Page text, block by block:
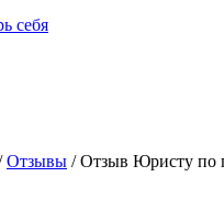
себя
Отзывы /Отзыв Юристу по